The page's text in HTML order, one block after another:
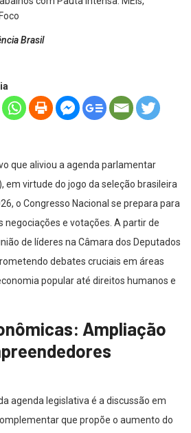
Brasil
que aliviou a agenda parlamentar
em virtude do jogo da seleção brasileira
o Congresso Nacional se prepara para
negociações e votações. A partir de
de líderes na Câmara dos Deputados
debates cruciais em áreas
popular até direitos humanos e
Ampliação
agenda legislativa é a discussão em
que propõe o aumento do